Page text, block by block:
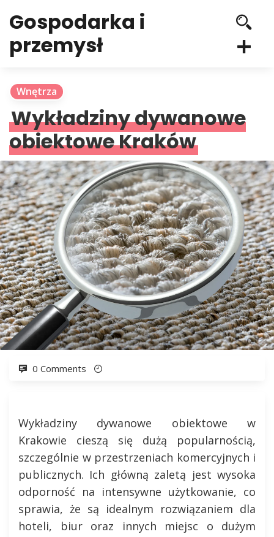
Gospodarka i
przemysł
Wnętrza
Wykładziny dywanowe
obiektowe Kraków
0 Comments
Wykładziny dywanowe obiektowe w
Krakowie cieszą się dużą popularnością,
szczególnie w przestrzeniach komercyjnych i
publicznych. Ich główną zaletą jest wysoka
odporność na intensywne użytkowanie, co
sprawia, że są idealnym rozwiązaniem dla
hoteli, biur oraz innych miejsc o dużym